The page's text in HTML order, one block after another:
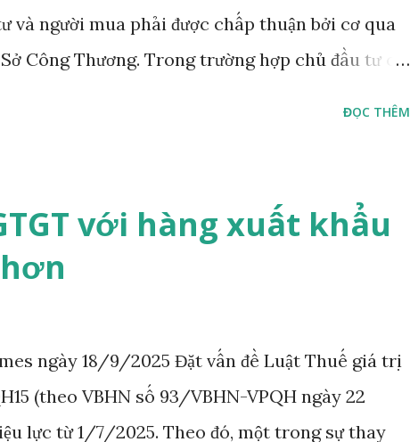
và người mua phải được chấp thuận bởi cơ qua
Công Thương. Trong trường hợp chủ đầu tư có
ĐỌC THÊM
với hàng xuất khẩu
ngày 18/9/2025 Đặt vấn đề Luật Thuế giá trị
(theo VBHN số 93/VBHN-VPQH ngày 22
lực từ 1/7/2025. Theo đó, một trong sự thay